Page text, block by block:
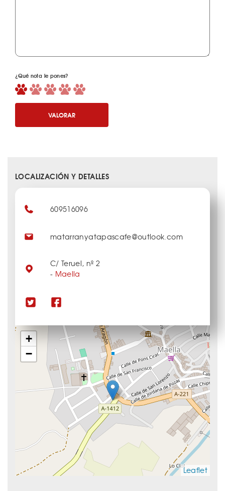
¿Qué nota le pones?
VALORAR
LOCALIZACIÓN Y DETALLES
+
−
Leaflet
609516096
matarranyatapascafe@outlook.com
C/ Teruel, nº 2
- Maella